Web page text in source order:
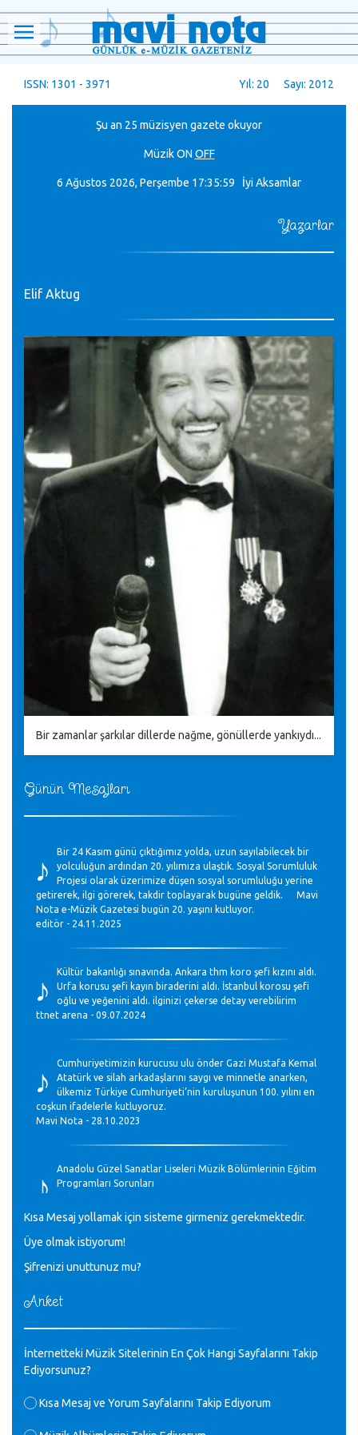
ISSN: 1301 - 3971 Yıl: 20 Sayı: 2012
Şu an 25 müzisyen gazete okuyor
MüzikON OFF
6 Ağustos 2026, Perşembe 17:36:00 İyi Aksamlar
Günün Mesajları
♪
Bir 24 Kasım günü çıktığımız yolda, uzun sayılabilecek bir
yolculuğun ardından 20. yılımıza ulaştık. Sosyal Sorumluluk
Projesi olarak üzerimize düşen sosyal sorumluluğu yerine
getirerek, ilgi görerek, takdir toplayarak bugüne geldik. Mavi
Nota e-Müzik Gazetesi bugün 20. yaşını kutluyor.
editör - 24.11.2025
♪
Kültür bakanlığı sınavında. Ankara thm koro şefi kızını aldı.
Urfa korusu şefi kayın biraderini aldı. İstanbul korosu şefi
oğlu ve yeğenini aldı. ilginizi çekerse detay verebilirim
ttnet arena - 09.07.2024
♪
Cumhuriyetimizin kurucusu ulu önder Gazi Mustafa Kemal
Atatürk ve silah arkadaşlarını saygı ve minnetle anarken,
ülkemiz Türkiye Cumhuriyeti’nin kuruluşunun 100. yılını en
coşkun ifadelerle kutluyoruz.
Mavi Nota - 28.10.2023
♪
Anadolu Güzel Sanatlar Liseleri Müzik Bölümlerinin Eğitim
Programları Sorunları
♪
GEÇMİŞ OLSUN TÜRKİYE!
Mavi Nota - 07.02.2023
♪
30 yıl sonra karşılaşmak çok güzel Kurtuluş, teveccüh
M.Semih Baylan - 08.01.2023
♪
Değerli Müfit hocama en içten sevgi saygılarımı iletin
yaptım.1994 yılında derginin bu daldaki ödülüne layık
Kısa Mesaj yollamak için sisteme girmeniz gerekmektedir.
Üye olmak istiyorum!
Şifrenizi unuttunuz mu?
Anket
İnternetteki Müzik Sitelerinin En Çok Hangi Sayfalarını Takip
Ediyorsunuz?
Kısa Mesaj ve Yorum Sayfalarını Takip Ediyorum
Yazarlar
Elif Aktug
Bir zamanlar şarkılar dillerde nağme, gönüllerde yankıydı...